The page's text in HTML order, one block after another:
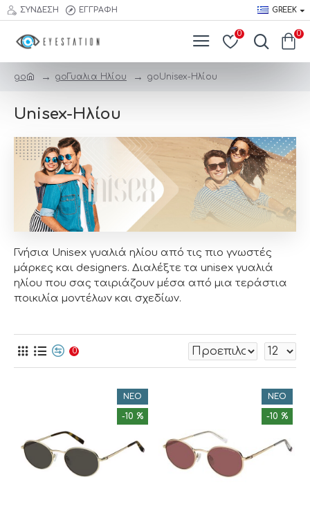
ΣΎΝΔΕΣΗ ΕΓΓΡΑΦΉ GREEK
0 0
go go Γυαλια Ηλίου goUnisex-Ηλίου
Unisex-Ηλίου
Γνήσια Unisex γυαλιά ηλίου από τις πιο γνωστές
μάρκες και designers. Διαλέξτε τα unisex γυαλιά
ηλίου που σας ταιριάζουν μέσα από μια τεράστια
ποικιλία μοντέλων και σχεδίων.
button_grid
button_list
0
ΝΈΟ
-10 %
ΝΈΟ
-10 %